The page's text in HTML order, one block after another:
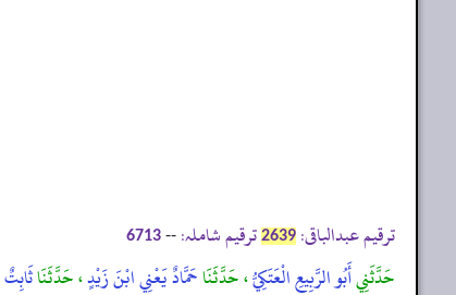
ترقیم عبدالباقی: 2639 ترقیم شاملہ: --
6713
حَدَّثَنِيأَبُو الرَّبِيعِ الْعَتَكِيُّ، حَدَّثَنَاحَمَّادٌ يَعْنِي ابْنَ زَيْدٍ، حَدَّثَنَاثَابِتٌ